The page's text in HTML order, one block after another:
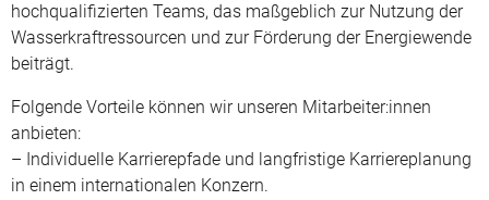
hochqualifizierten Teams, das maßgeblich zur Nutzung der
Wasserkraftressourcen und zur Förderung der Energiewende
beiträgt.
Folgende Vorteile können wir unseren Mitarbeiter:innen
anbieten:
– Individuelle Karrierepfade und langfristige Karriereplanung
in einem internationalen Konzern.